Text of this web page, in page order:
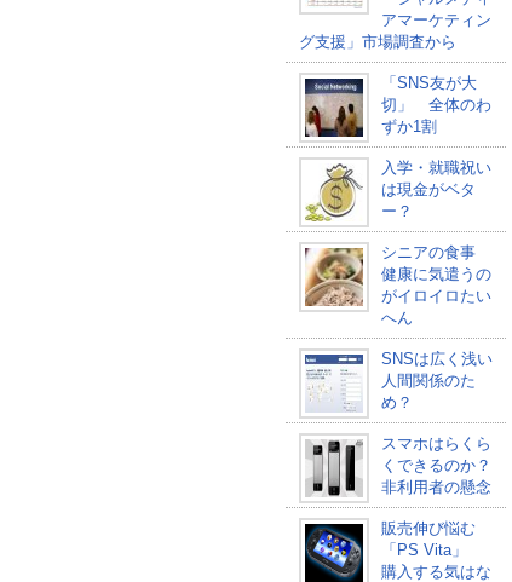
アマーケティン
グ支援」市場調査から
「SNS友が大
切」 全体のわ
ずか1割
入学・就職祝い
は現金がベタ
ー？
シニアの食事
健康に気遣うの
がイロイロたい
へん
SNSは広く浅い
人間関係のた
め？
スマホはらくら
くできるのか？
非利用者の懸念
販売伸び悩む
「PS Vita」
購入する気はな